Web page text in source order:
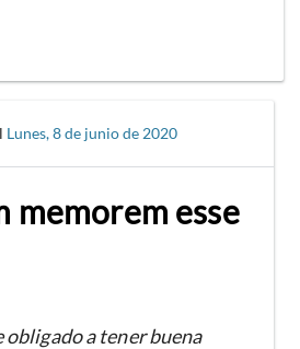
Lunes, 8 de junio de 2020
memorem esse
obligado a tener buena